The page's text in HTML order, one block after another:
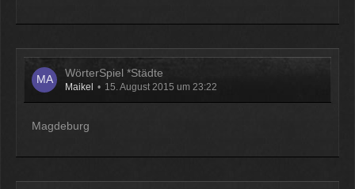
WörterSpiel *Städte
Maikel 15. August 2015 um 23:22
Magdeburg